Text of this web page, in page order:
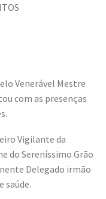
Venerável Mestre
com as presenças
Vigilante da
do Sereníssimo Grão
Delegado irmão
saúde.